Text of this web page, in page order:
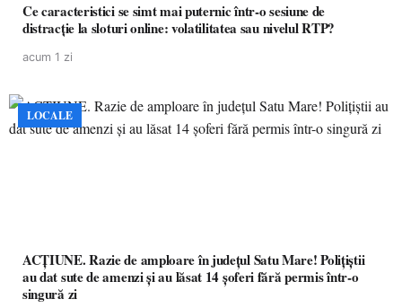
Ce caracteristici se simt mai puternic într-o sesiune de
distracție la sloturi online: volatilitatea sau nivelul RTP?
acum 1 zi
LOCALE
ACȚIUNE. Razie de amploare în județul Satu Mare! Polițiștii
au dat sute de amenzi și au lăsat 14 șoferi fără permis într-o
singură zi